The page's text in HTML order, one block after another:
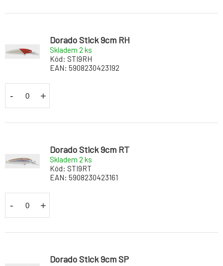
Dorado Stick 9cm RH
Skladem 2 ks
Kód: STI9RH
EAN: 5908230423192
- +
Dorado Stick 9cm RT
Skladem 2 ks
Kód: STI9RT
EAN: 5908230423161
- +
Dorado Stick 9cm SP